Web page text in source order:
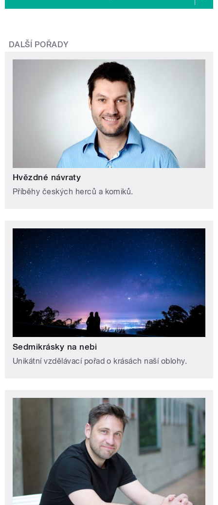
DALŠÍ POŘADY
Hvězdné návraty
Příběhy českých herců a komiků.
Sedmikrásky na nebi
Unikátní vzdělávací pořad o krásách naší oblohy.